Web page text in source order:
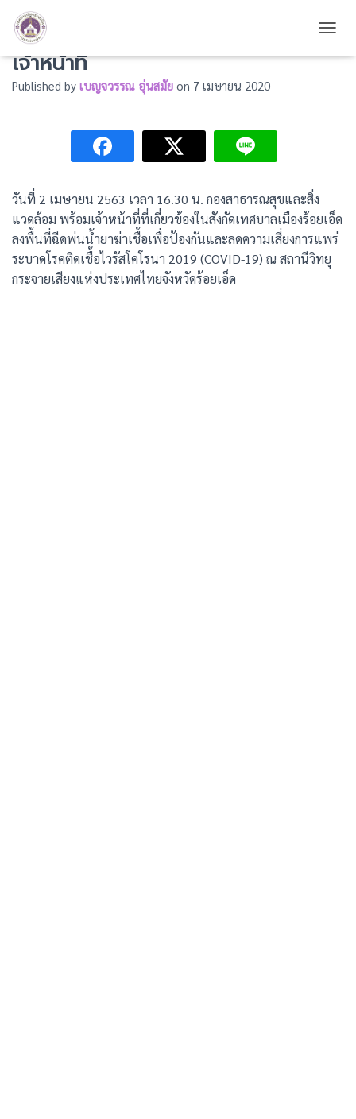
กองสาธารณสุขและสิ่งแวดล้อม พร้อม
เจ้าหน้าที่
Published by เบญจวรรณ อุ่นสมัย on 7 เมษายน 2020
วันที่ 2 เมษายน 2563 เวลา 16.30 น. กองสาธารณสุขและสิ่ง
แวดล้อม พร้อมเจ้าหน้าที่ที่เกี่ยวข้องในสังกัดเทศบาลเมืองร้อยเอ็ด
ลงพื้นที่ฉีดพ่นน้ำยาฆ่าเชื้อเพื่อป้องกันและลดความเสี่ยงการแพร่
ระบาดโรคติดเชื้อไวรัสโคโรนา 2019 (COVID-19) ณ สถานีวิทยุ
กระจายเสียงแห่งประเทศไทยจังหวัดร้อยเอ็ด